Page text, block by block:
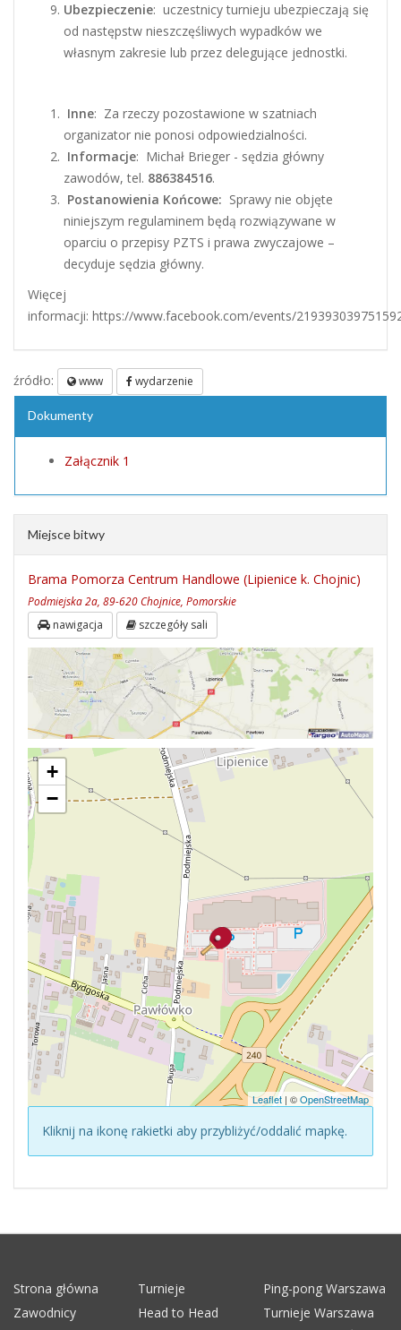
Ubezpieczenie: uczestnicy turnieju ubezpieczają się
od następstw nieszczęśliwych wypadków we
własnym zakresie lub przez delegujące jednostki.
Inne: Za rzeczy pozostawione w szatniach
organizator nie ponosi odpowiedzialności.
Informacje: Michał Brieger - sędzia główny
zawodów, tel. 886384516.
Postanowienia Końcowe: Sprawy nie objęte
niniejszym regulaminem będą rozwiązywane w
oparciu o przepisy PZTS i prawa zwyczajowe –
decyduje sędzia główny.
Więcej
informacji: https://www.facebook.com/events/
źródło: www wydarzenie
Dokumenty
Załącznik 1
Miejsce bitwy
Brama Pomorza Centrum Handlowe (Lipienice k. Chojnic)
Podmiejska 2a, 89-620 Chojnice, Pomorskie
nawigacja szczegóły sali
+
−
Leaflet | ©OpenStreetMap
Kliknij na ikonę rakietki aby przybliżyć/oddalić mapkę.
Strona główna Turnieje
Ping-pong Warszawa
Zawodnicy
Head to Head
Turnieje Warszawa